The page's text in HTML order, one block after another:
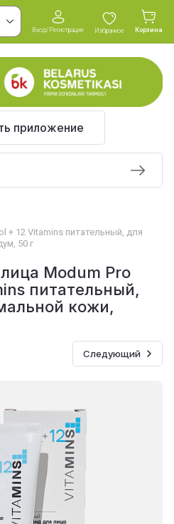
Вход/Регистрация Избранное Корзина
приложение
+ 12 Vitamins питательный, для
50 г
Modum Pro
питательный,
кожи,
Следующий